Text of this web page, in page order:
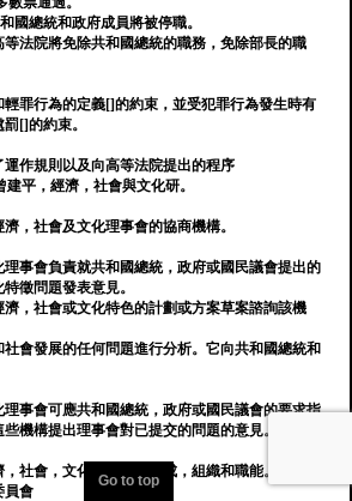
國總統和政府成員將被停職。
法院將免除共和國總統的職務，免除部長的職
輕罪行為的定義[]的約束，並受犯罪行為發生時有
[]的約束。
作規則以及向高等法院提出的程序
平，經濟，社會與文化研。
，社會及文化理事會的協商機構。
事會負責就共和國總統，政府或國民議會提出的
徵問題發表意見。
，社會或文化特色的計劃或方案草案諮詢該機
社會發展的任何問題進行分析。它向共和國總統和
事會可應共和國總統，政府或國民議會的要求指
機構提出理事會對已提交的問題的意見。
社會，文化理事會的組成，組織和職能。
員會
Go to top